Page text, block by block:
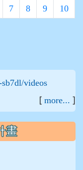
7 8 9 10
[ more... ]
畫